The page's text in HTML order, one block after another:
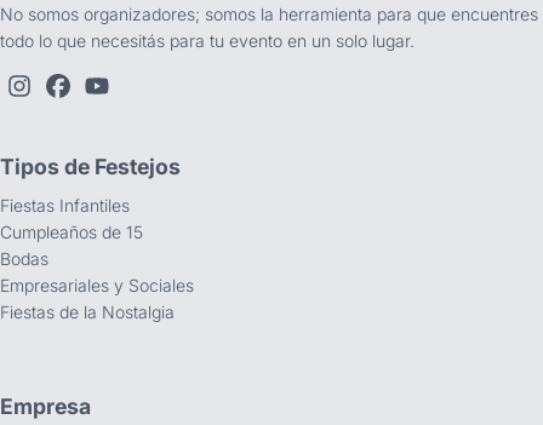
No somos organizadores; somos la herramienta para que encuentres
todo lo que necesitás para tu evento en un solo lugar.
Tipos de Festejos
Fiestas Infantiles
Cumpleaños de 15
Bodas
Empresariales y Sociales
Fiestas de la Nostalgia
Empresa